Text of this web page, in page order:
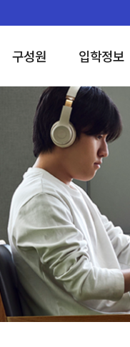
구성원 입학정보